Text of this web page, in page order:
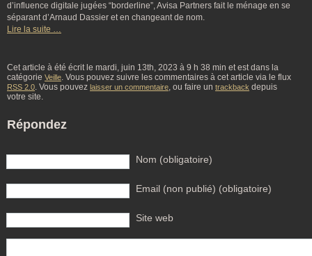
d’influence digitale jugées “borderline”, Avisa Partners fait le ménage en se
séparant d’Arnaud Dassier et en changeant de nom.
Lire la suite …
Cet article à été écrit le mardi, juin 13th, 2023 à 9 h 38 min et est dans la
catégorie Veille. Vous pouvez suivre les commentaires à cet article via le flux
RSS 2.0. Vous pouvez laisser un commentaire, ou faire un trackback depuis
votre site.
Répondez
Nom (obligatoire)
Email (non publié) (obligatoire)
Site web